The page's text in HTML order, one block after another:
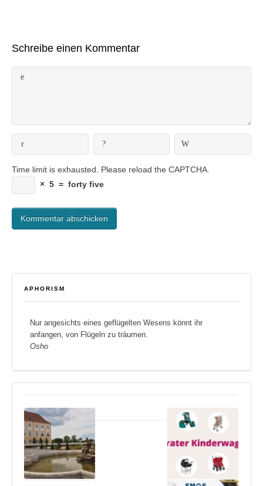
Schreibe einen Kommentar
Time limit is exhausted. Please reload the CAPTCHA.
× 5 = forty five
APHORISM
Nur angesichts eines geflügelten Wesens könnt ihr
anfangen, von Flügeln zu träumen.
Osho